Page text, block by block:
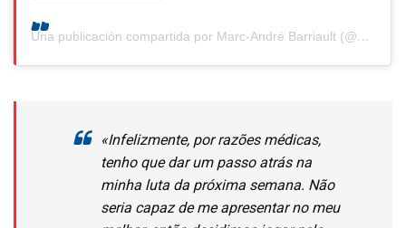
Una publicación compartida por Marc-André Barriault (@powerbar_mma)
«Infelizmente, por razões médicas,
tenho que dar um passo atrás na
minha luta da próxima semana. Não
seria capaz de me apresentar no meu